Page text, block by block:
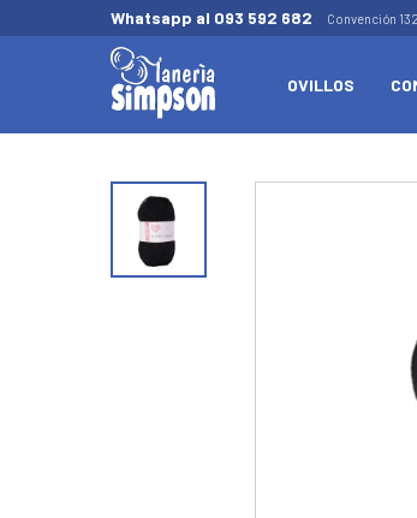
OVILLOS
Whatsapp al 093 592 682 Convención